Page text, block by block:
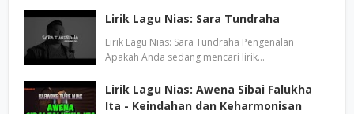
Lirik Lagu Nias: Sara Tundraha
Lirik Lagu Nias: Sara Tundraha Pengenalan
Apakah Anda sedang mencari lirik…
Lirik Lagu Nias: Awena Sibai Falukha
Ita - Keindahan dan Keharmonisan